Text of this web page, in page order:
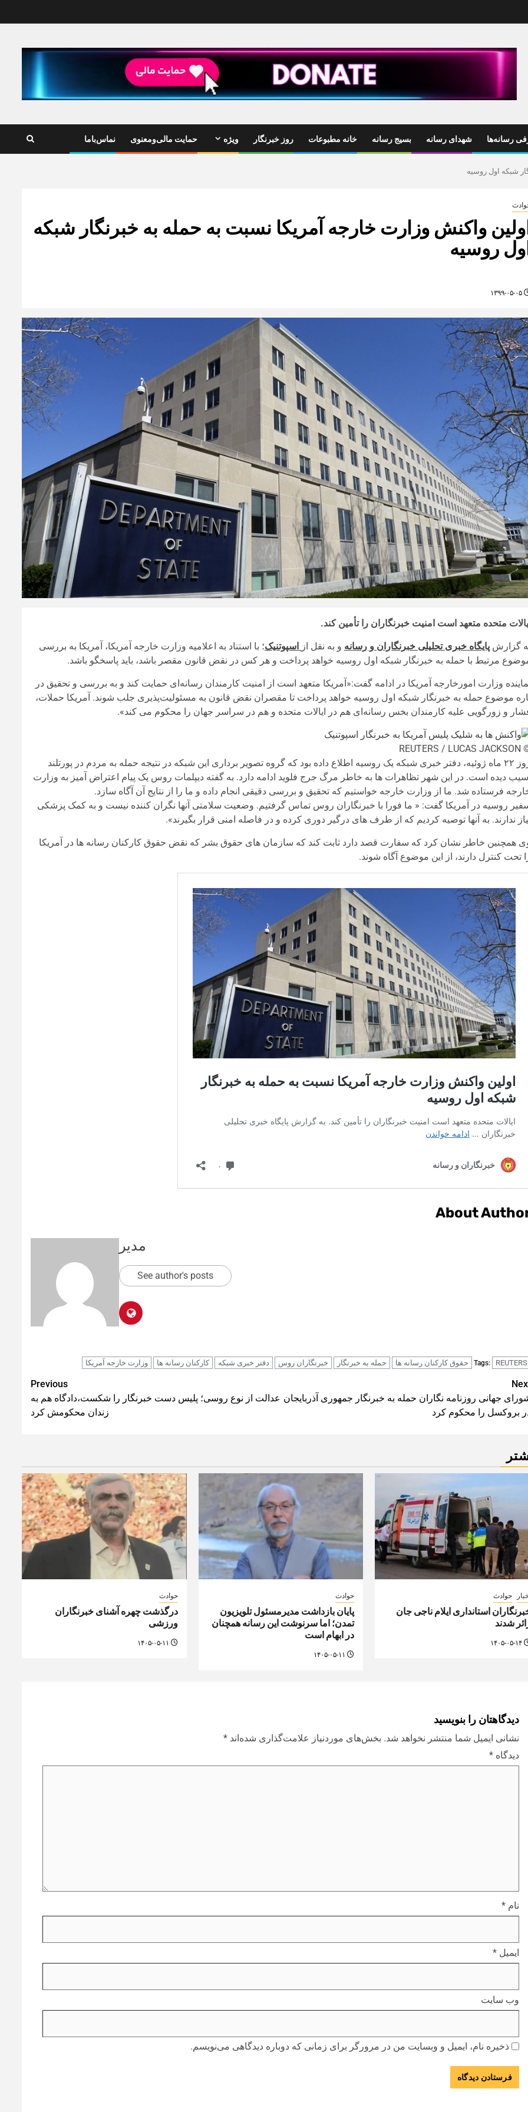
رسانه‌ها شهدای رسانه بسیج رسانه خانه مطبوعات روز خبرنگار ویژه حمایت مالی‌ومعنوی نماس‌باما
شبکه اول روسیه
واکنش وزارت خارجه آمریکا نسبت به حمله به خبرنگار شبکه
روسیه
متحده متعهد است امنیت خبرنگاران را تأمین کند.
گزارش پایگاه خبری تحلیلی خبرنگاران و رسانه و به نقل از اسپوتنیک؛ با استناد به اعلامیه وزارت خارجه آمریکا، آمریکا به بررسی
مرتبط با حمله به خبرنگار شبکه اول روسیه خواهد پرداخت و هر کس در نقض قانون مقصر باشد، باید پاسخگو باشد.
وزارت امورخارجه آمریکا در ادامه گفت:«آمریکا متعهد است از امنیت کارمندان رسانه‌ای حمایت کند و به بررسی و تحقیق در
موضوع حمله به خبرنگار شبکه اول روسیه خواهد پرداخت تا مقصران نقض قانون به مسئولیت‌پذیری جلب شوند. آمریکا حملات،
و زورگویی علیه کارمندان بخس رسانه‌ای هم در ایالات متحده و هم در سراسر جهان را محکوم می کند».
© REUTERS
روز ۲۲ ماه ژوئیه، دفتر خبری شبکه یک روسیه اطلاع داده بود که گروه تصویر برداری این شبکه در نتیجه حمله به مردم در پورتلند
دیده است. در این شهر تظاهرات ها به خاطر مرگ جرج فلوید ادامه دارد. به گفته دیپلمات روس یک پیام اعتراض آمیز به وزارت
فرستاده شد. ما از وزارت خارجه خواستیم که تحقیق و بررسی دقیقی انجام داده و ما را از نتایج آن آگاه سازد.
روسیه در آمریکا گفت: « ما فورا با خبرنگاران روس تماس گرفتیم. وضعیت سلامتی آنها نگران کننده نیست و به کمک پزشکی
ندارند. به آنها توصیه کردیم که از طرف های درگیر دوری کرده و در فاصله امنی قرار بگیرند».
همچنین خاطر نشان کرد که سفارت قصد دارد ثابت کند که سازمان های حقوق بشر که نقض حقوق کارکنان رسانه ها در آمریکا
تحت کنترل دارند، از این موضوع آگاه شوند.
About
مدیر
See author's posts
Tags: REUTERS حقوق کارکنان رسانه ها حمله به خبرنگار خبرنگاران روس دفتر خبری شبکه کارکنان رسانه ها وزارت خارجه آمریکا
Previous
عدالت از نوع روسی؛ پلیس دست خبرنگار را شکست،دادگاه هم به
زندان محکومش کرد
جهانی روزنامه نگاران حمله به خبرنگار جمهوری آذربایجان
بروکسل را محکوم کرد
حوادث
استانداری ایلام ناجی جان
شدند
حوادث
پایان بازداشت مدیرمسئول تلویزیون
تمدن؛ اما سرنوشت این رسانه همچنان
در ابهام است
۱۴۰۵-۰۵-۱۱
حوادث
درگذشت چهره آشنای خبرنگاران
ورزشی
دیدگاهتان را بنویسید
نشانی ایمیل شما منتشر نخواهد شد. بخش‌های موردنیاز علامت‌گذاری شده‌اند *
دیدگاه *
نام *
ایمیل *
وب‌ سایت
ذخیره نام، ایمیل و وبسایت من در مرورگر برای زمانی که دوباره دیدگاهی می‌نویسم.